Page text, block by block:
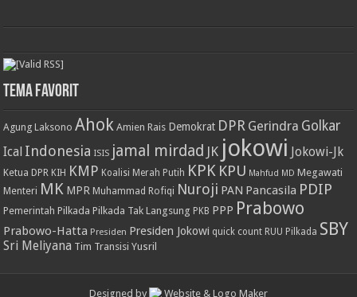
Tema Favorit
Agung Laksono Ahok Amien Rais Demokrat DPR Gerindra Golkar
Ical Indonesia ISIS jamal mirdad JK jokowi Jokowi-Jk
Ketua DPR KIH KMP Koalisi Merah Putih KPK KPU Mahfud MD Megawati
Menteri MK MPR Muhammad Rofiqi Nuroji PAN Pancasila PDIP
Pemerintah Pilkada Pilkada Tak Langsung PKB PPP Prabowo
Prabowo-Hatta Presiden Presiden Jokowi quick count RUU Pilkada SBY
Sri Meliyana Tim Transisi Yusril
Designed by Website & Logo Maker